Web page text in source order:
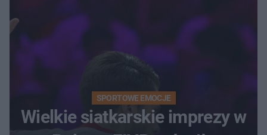
SPORTOWE EMOCJE
Wielkie siatkarskie imprezy w